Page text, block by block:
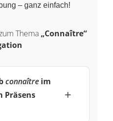
– ganz einfach!
Thema „Connaître“
connaître im
Präsens